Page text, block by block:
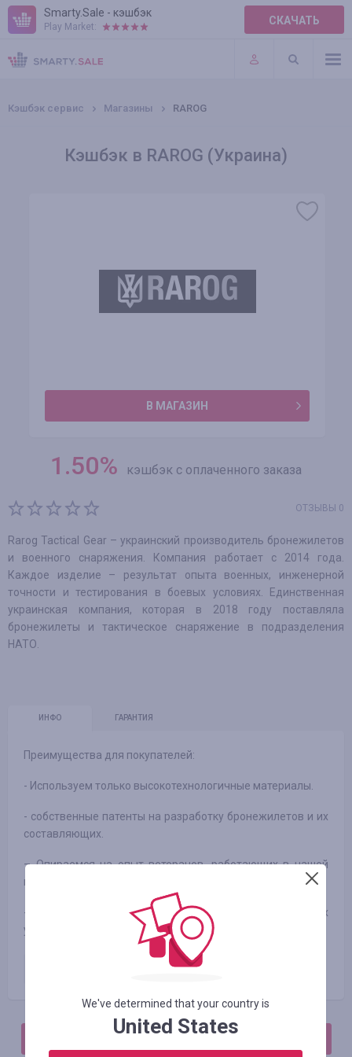
Smarty.Sale - кэшбэк
Play Market: СКАЧАТЬ
ПРАВИЛА
ПЛАГИНЫ
Кэшбэк сервис Магазины RAROG
Кэшбэк в RAROG (Украина)
В МАГАЗИН
1.50% кэшбэк с оплаченного заказа
ОТЗЫВЫ 0
Rarog Tactical Gear – украинский производитель бронежилетов
и военного снаряжения. Компания работает с 2014 года.
Каждое изделие – результат опыта военных, инженерной
точности и тестирования в боевых условиях. Единственная
украинская компания, которая в 2018 году поставляла
бронежилеты и тактическое снаряжение в подразделения
НАТО.
ИНФО ГАРАНТИЯ
Преимущества для покупателей:
- Используем только высокотехнологичные материалы.
- собственные патенты на разработку бронежилетов и их
составляющих.
– Опираемся на опыт ветеранов, работающих в нашей
команде.
- все наши изделия проходят тестирование в боевых
условиях.
Оплаченный заказ
We've determined that your country is
United States